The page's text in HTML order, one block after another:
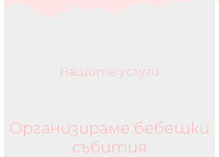
Нашите услуги
Организираме бебешки
събития